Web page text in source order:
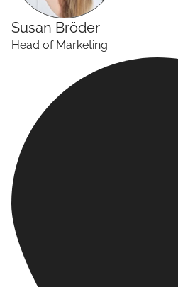
Susan Bröder
Head of Marketing